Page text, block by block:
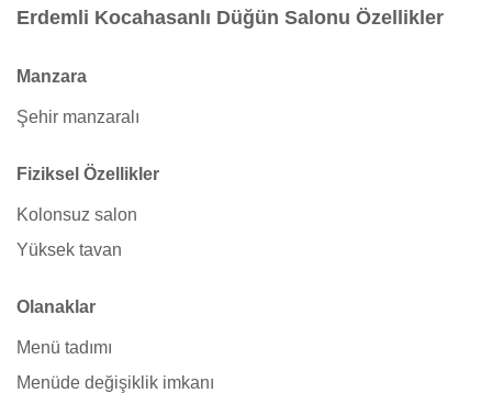
Erdemli Kocahasanlı Düğün Salonu Özellikler
Manzara
Şehir manzaralı
Fiziksel Özellikler
Kolonsuz salon
Yüksek tavan
Olanaklar
Menü tadımı
Menüde değişiklik imkanı